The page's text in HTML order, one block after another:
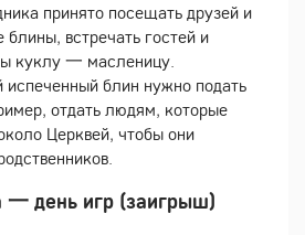
принято посещать друзей и
блины, встречать гостей и
куклу 一 масленицу.
испеченный блин нужно подать
отдать людям, которые
Церквей, чтобы они
一 день игр (заигрыш)